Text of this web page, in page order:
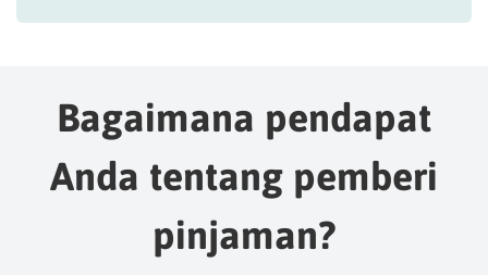
Bagaimana pendapat
Anda tentang pemberi
pinjaman?